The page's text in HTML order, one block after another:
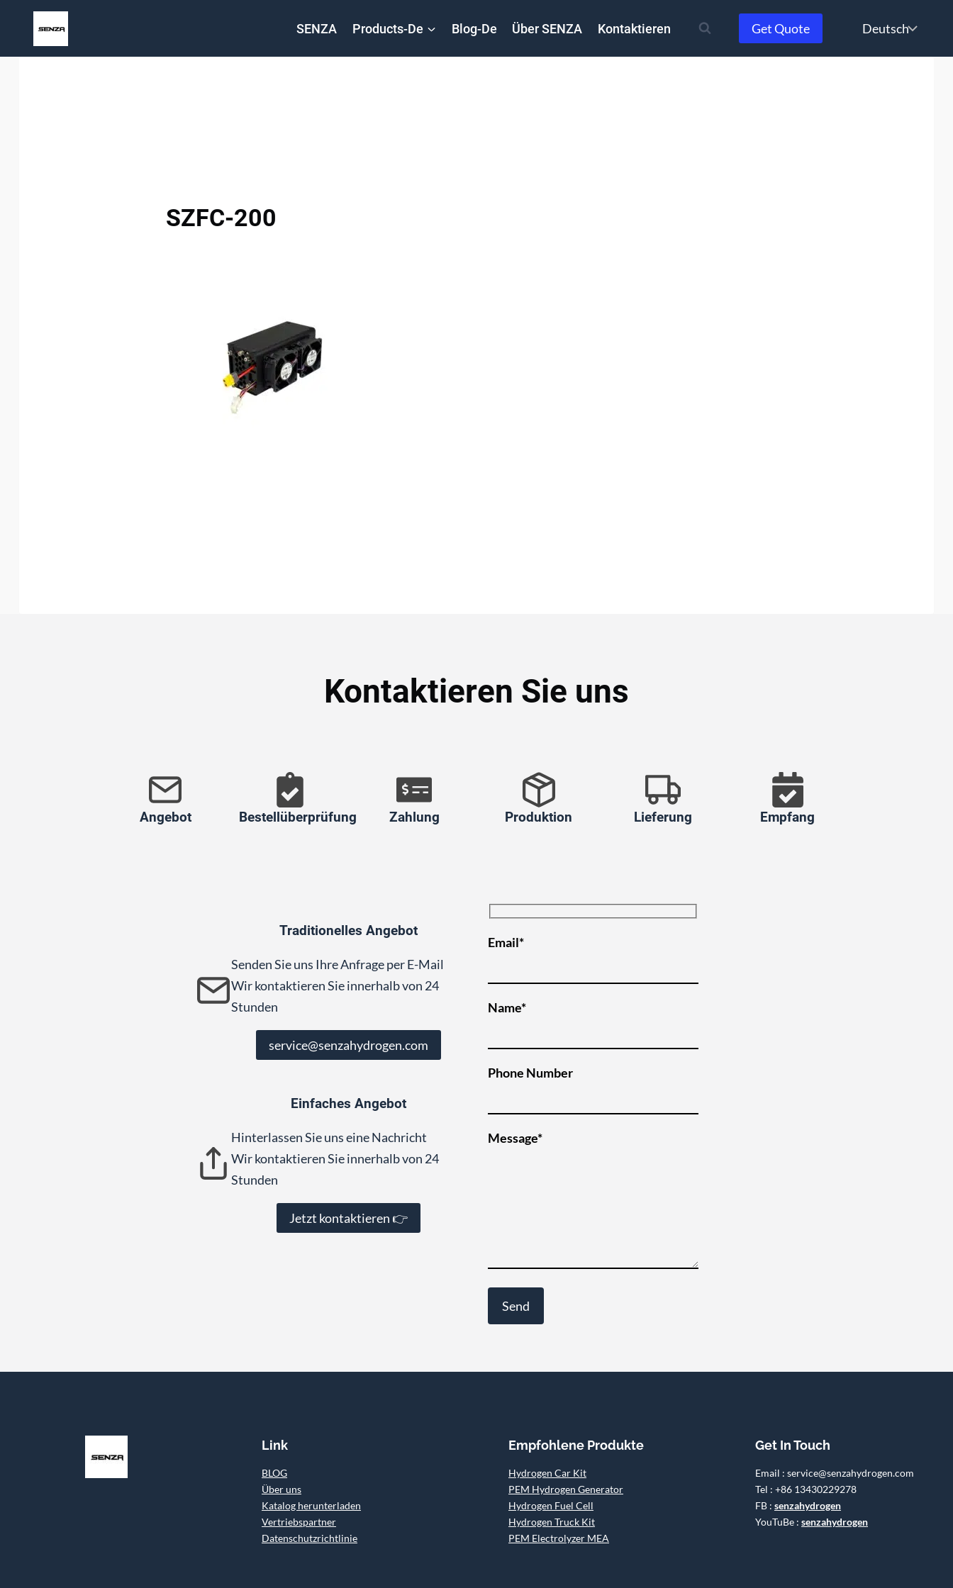
SENZA Products-De Blog-De Über SENZA Kontaktieren Get Quote
Choose
SZFC-200
Kontaktieren Sie uns
Angebot Bestellüberprüfung Zahlung Produktion Lieferung Empfang
Traditionelles Angebot
Senden Sie uns Ihre Anfrage per E-Mail
Wir kontaktieren Sie innerhalb von 24
Stunden
service@senzahydrogen.com
Einfaches Angebot
Hinterlassen Sie uns eine Nachricht
Wir kontaktieren Sie innerhalb von 24
Stunden
Jetzt kontaktieren 👉
Email*
Name*
Phone Number
Message*
Link
BLOG
Über uns
Katalog herunterladen
Vertriebspartner
Datenschutzrichtlinie
Empfohlene Produkte
Hydrogen Car Kit
PEM Hydrogen Generator
Hydrogen Fuel Cell
Hydrogen Truck Kit
PEM Electrolyzer MEA
Get In Touch
Email : service@senzahydrogen.com
Tel : +86 13430229278
FB : senzahydrogen
YouTuBe : senzahydrogen